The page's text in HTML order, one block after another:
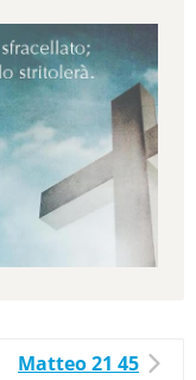
Matteo 21 45